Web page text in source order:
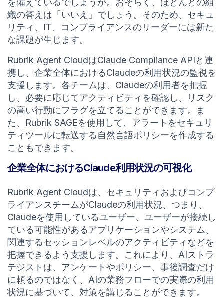
織の答えは「いいえ」でしょう。そのため、セキュ
リティ、IT、コンプライアンスのリーダーには新た
な課題が生じます。
Rubrik Agent CloudはClaude Compliance APIと連
携し、企業全体におけるClaudeの利用状況の監視を
支援します。各チームは、Claudeの利用者を把握
し、必要に応じてアクティビティを確認し、リスク
の高い行動にフラグを立てることができます。ま
た、Rubrik SAGEを使用して、アラートをセキュリ
ティツールに転送する自然言語ポリシーを作成する
こともできます。
企業全体におけるClaude利用状況の可視化
Rubrik Agent Cloudは、セキュリティおよびコンプ
ライアンスチームがClaudeの利用状況、つまり、
Claudeを使用しているユーザー、ユーザーが接続し
ている可能性があるアプリケーションやシステム、
関連するセッションレベルのアクティビティなどを
把握できるよう支援します。これにより、AIストラ
テジストは、アンケートやポリシー、事後調査だけ
に頼るのではなく、AIの業務フローでの実際の利用
状況に基づいて、対策を講じることができます。